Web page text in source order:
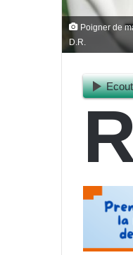
Poigner de
D.R.
R